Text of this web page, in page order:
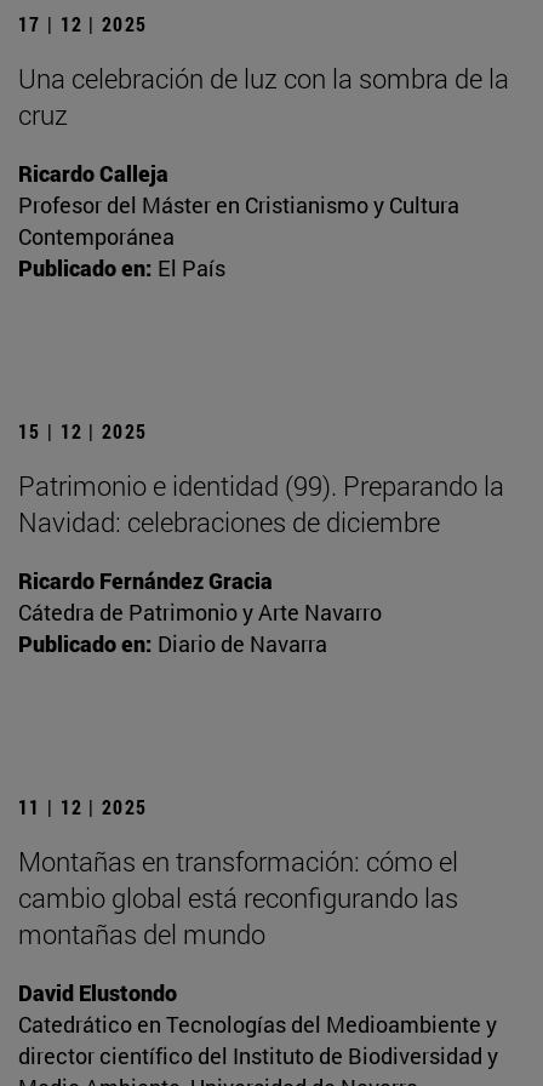
17 | 12 | 2025
Una celebración de luz con la sombra de la
cruz
Ricardo Calleja
Profesor del Máster en Cristianismo y Cultura
Contemporánea
Publicado en: El País
15 | 12 | 2025
Patrimonio e identidad (99). Preparando la
Navidad: celebraciones de diciembre
Ricardo Fernández Gracia
Cátedra de Patrimonio y Arte Navarro
Publicado en: Diario de Navarra
11 | 12 | 2025
Montañas en transformación: cómo el
cambio global está reconfigurando las
montañas del mundo
David Elustondo
Catedrático en Tecnologías del Medioambiente y
director científico del Instituto de Biodiversidad y